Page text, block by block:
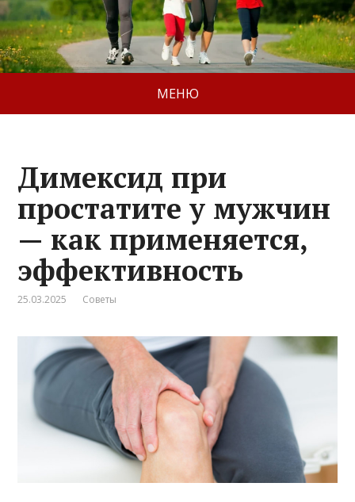
МЕНЮ
Димексид при
простатите у мужчин
— как применяется,
эффективность
25.03.2025 Советы